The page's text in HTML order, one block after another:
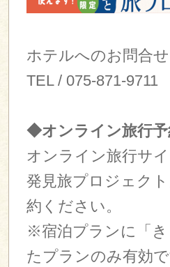
ホテルへのお問合
TEL / 075-871-9711
◆オンライン旅行
オンライン旅行サ
発見旅プロジェク
約ください。
※宿泊プランに「
たプランのみ有効で